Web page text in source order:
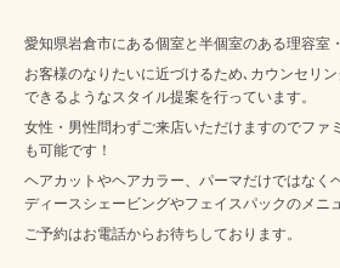
愛知県岩倉市にある個室と半個室のある理容室
お客様のなりたいに近づけるため､カウンセリ
できるようなスタイル提案を行っています。
女性・男性問わずご来店いただけますのでファ
も可能です！
ヘアカットやヘアカラー、パーマだけではなく
ディースシェービングやフェイスパックのメニ
ご予約はお電話からお待ちしております。